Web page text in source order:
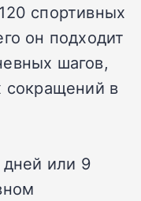
спортивных
он подходит
шагов,
сокращений в
или 9